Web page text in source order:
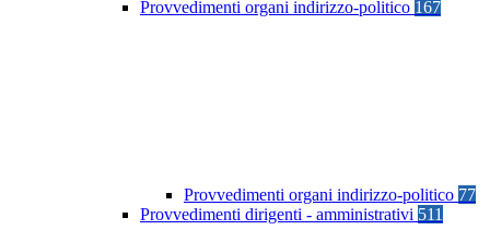
Provvedimenti organi indirizzo-politico 167
Provvedimenti organi indirizzo-politico 77
Provvedimenti dirigenti - amministrativi 511